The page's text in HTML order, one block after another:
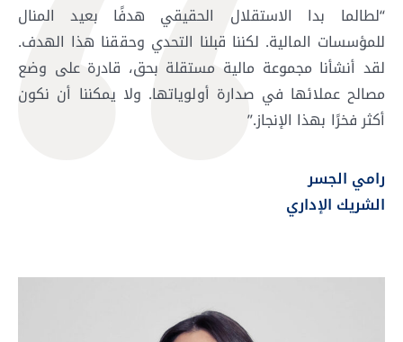
“لطالما بدا الاستقلال الحقيقي هدفًا بعيد المنال
للمؤسسات المالية. لكننا قبلنا التحدي وحققنا هذا الهدف.
لقد أنشأنا مجموعة مالية مستقلة بحق، قادرة على وضع
مصالح عملائها في صدارة أولوياتها. ولا يمكننا أن نكون
أكثر فخرًا بهذا الإنجاز.”
رامي الجسر
الشريك الإداري